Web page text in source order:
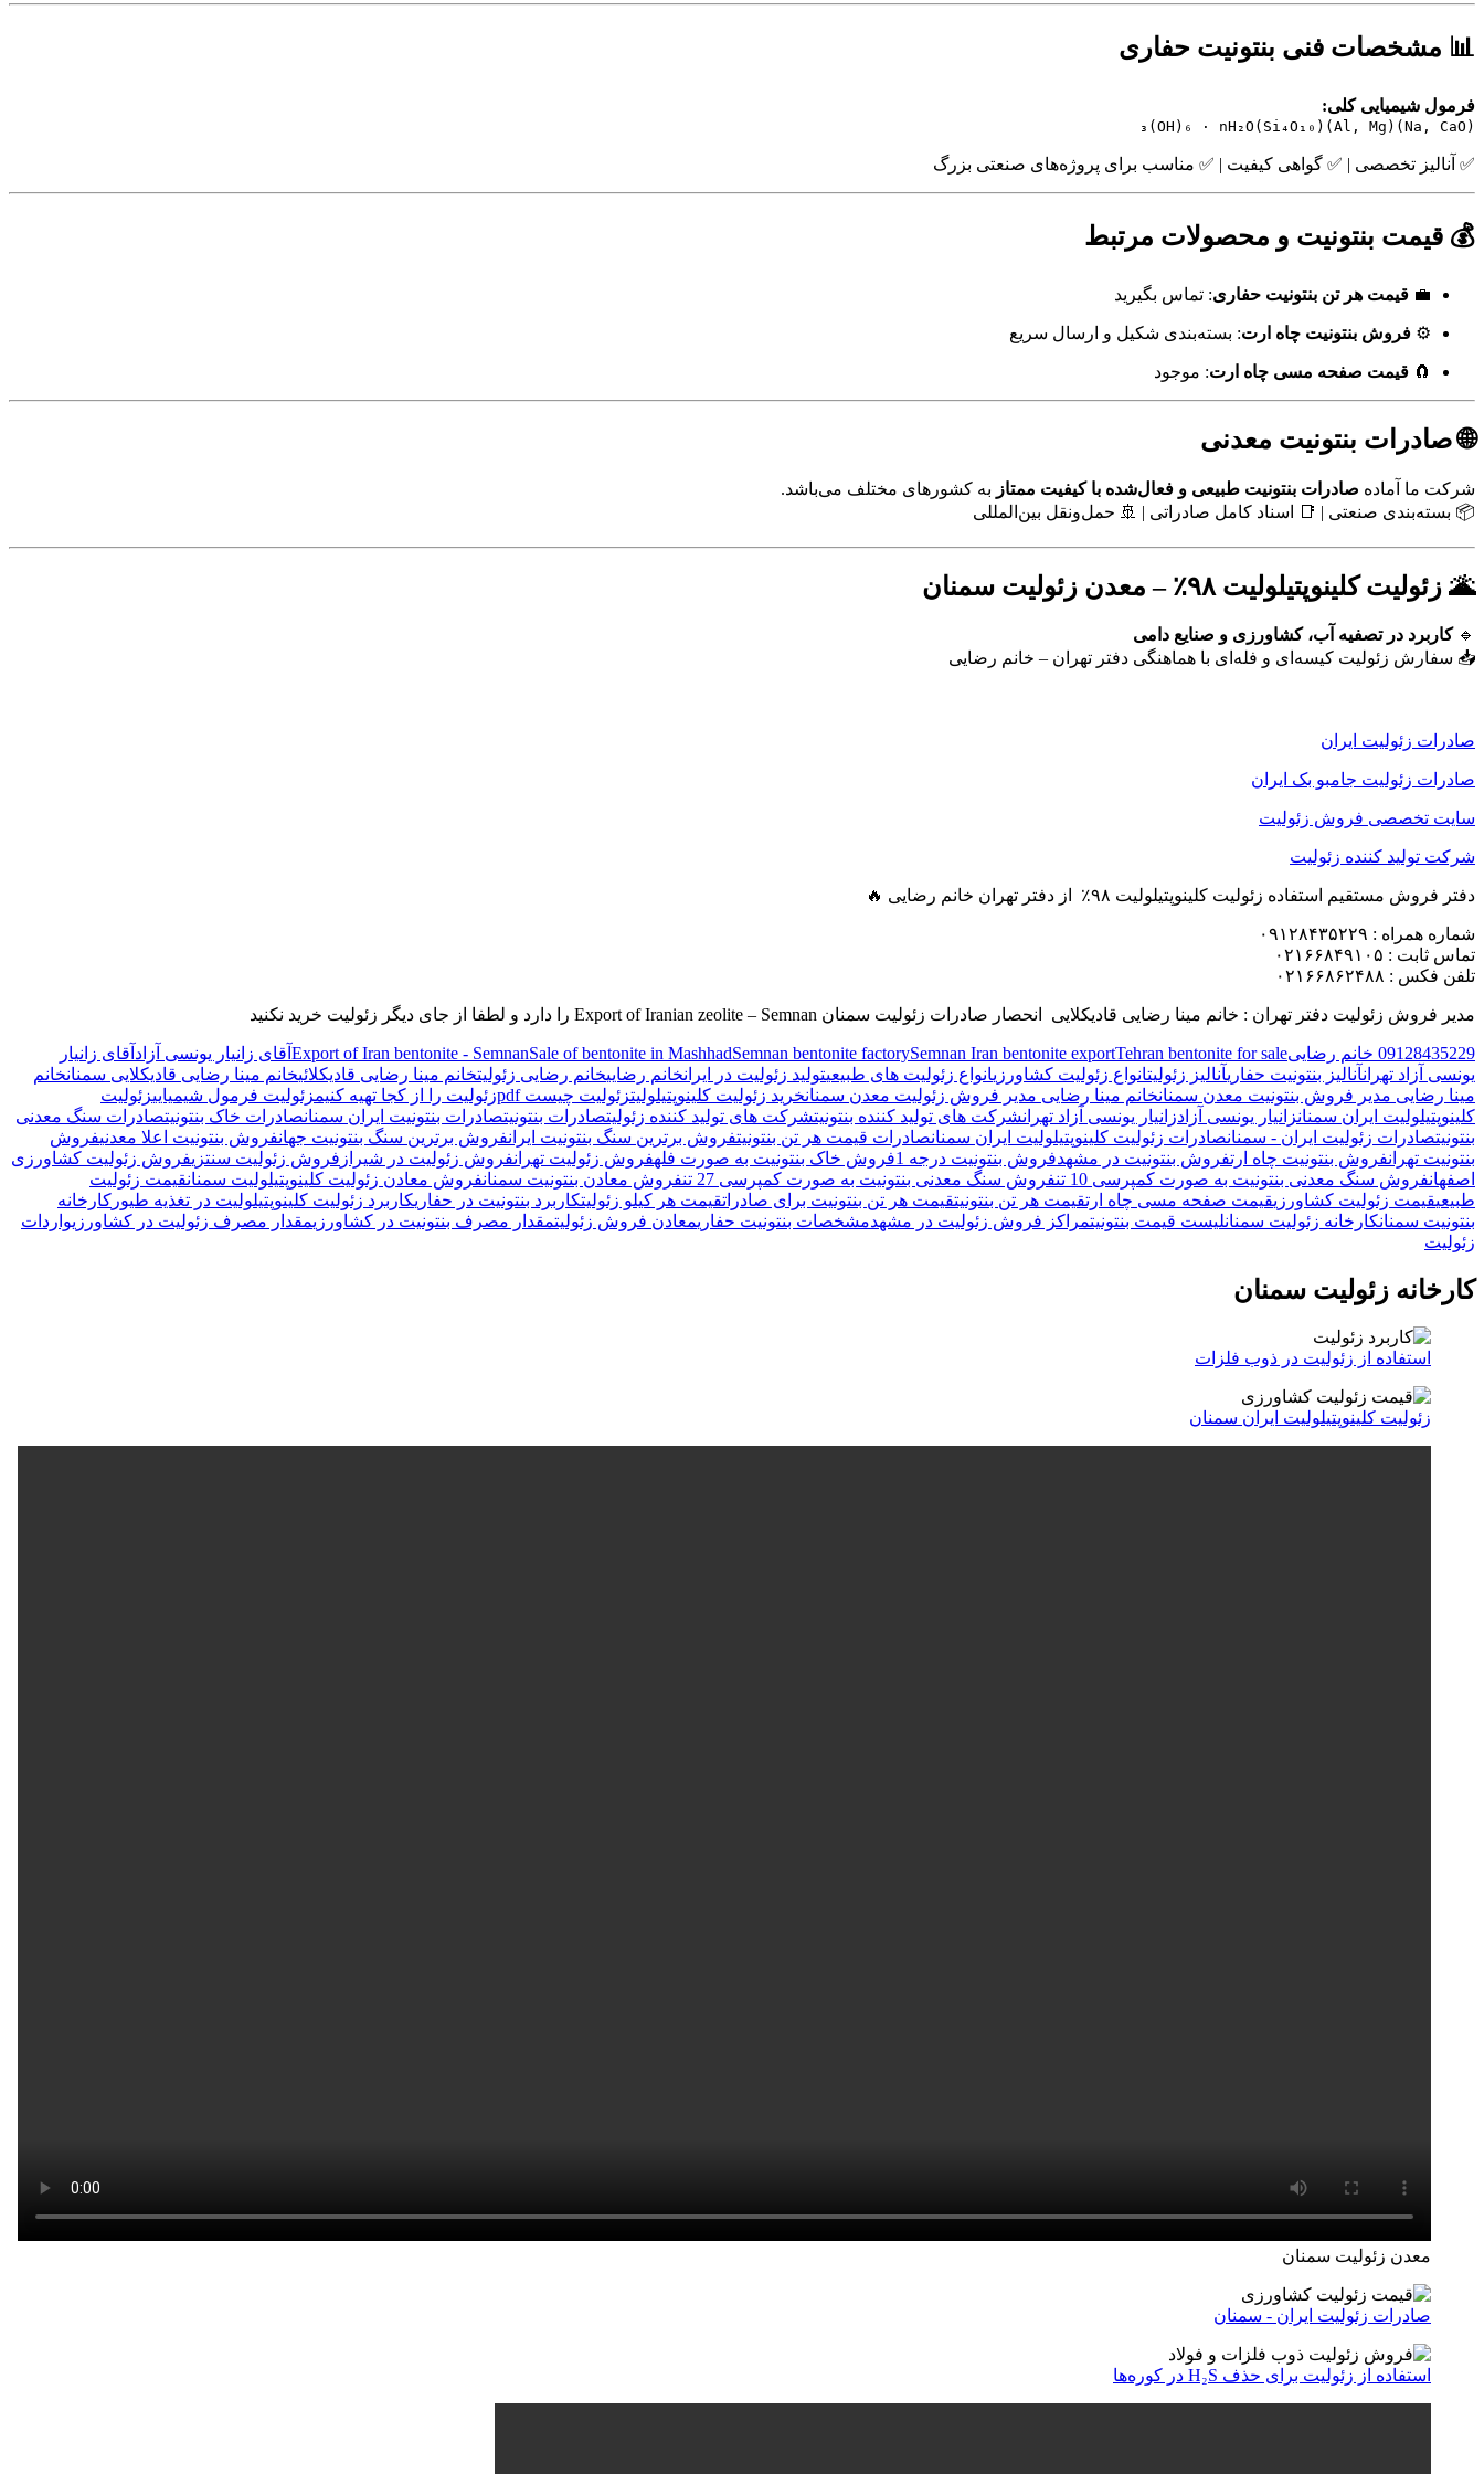
📊 مشخصات فنی بنتونیت حفاری
فرمول شیمیایی کلی:
(Na, CaO)(Al, Mg)(Si₄O₁₀)₃(OH)₆ · nH₂O
✅ آنالیز تخصصی | ✅ گواهی کیفیت | ✅ مناسب برای پروژه‌های صنعتی بزرگ
💰 قیمت بنتونیت و محصولات مرتبط
💼 قیمت هر تن بنتونیت حفاری: تماس بگیرید
⚙️ فروش بنتونیت چاه ارت: بسته‌بندی شکیل و ارسال سریع
🧲 قیمت صفحه مسی چاه ارت: موجود
🌐 صادرات بنتونیت معدنی
شرکت ما آماده صادرات بنتونیت طبیعی و فعال‌شده با کیفیت ممتاز به کشورهای مختلف می‌باشد.
📦 بسته‌بندی صنعتی | 📑 اسناد کامل صادراتی | 🚢 حمل‌ونقل بین‌المللی
🌋 زئولیت کلینوپتیلولیت ۹۸٪ – معدن زئولیت سمنان
🔹کاربرد در تصفیه آب، کشاورزی و صنایع دامی
📥 سفارش زئولیت کیسه‌ای و فله‌ای با هماهنگی دفتر تهران – خانم رضایی
صادرات زئولیت ایران
صادرات زئولیت جامبو بک ایران
سایت تخصصی فروش زئولیت
شرکت تولید کننده زئولیت
دفتر فروش مستقیم استفاده زئولیت کلینوپتیلولیت ۹۸٪ از دفتر تهران خانم رضایی 🔥
شماره همراه : ۰۹۱۲۸۴۳۵۲۲۹
تماس ثابت : ۰۲۱۶۶۸۴۹۱۰۵
تلفن فکس : ۰۲۱۶۶۸۶۲۴۸۸
مدیر فروش زئولیت دفتر تهران : خانم مینا رضایی قادیکلایی انحصار صادرات زئولیت سمنان Export of Iranian zeolite – Semnan را دارد و لطفا از جای دیگر زئولیت خرید نکنید
09128435229 خانم رضایی Export of Iran bentonite - SemnanSale of bentonite in MashhadSemnan bentonite factorySemnan Iran bentonite exportTehran bentonite for sale آقای زانیار یونسی آزاد آقای زانیار
یونسی آزاد تهرانآنالیز بنتونیت حفاریآنالیز زئولیتانواع زئولیت کشاورزیانواع زئولیت های طبیعیتولید زئولیت در ایرانخانم رضاییخانم رضایی زئولیتخانم مینا رضایی قادیکلائیخانم مینا رضایی قادیکلایی سمنانخانم
مینا رضایی مدیر فروش بنتونیت معدن سمنانخانم مینا رضایی مدیر فروش زئولیت معدن سمنانخرید زئولیت کلینوپتیلولیتزئولیت چیست pdf زئولیت را از کجا تهیه کنیمزئولیت فرمول شیمیاییزئولیت
کلینوپتیلولیت ایران سمنانزانیار یونسی آزادزانیار یونسی آزاد تهرانشرکت های تولید کننده بنتونیتشرکت های تولید کننده زئولیتصادرات بنتونیتصادرات بنتونیت ایران سمنانصادرات خاک بنتونیتصادرات سنگ معدنی
بنتونیتصادرات زئولیت ایران - سمنانصادرات زئولیت کلینوپتیلولیت ایران سمنانصادرات قیمت هر تن بنتونیتفروش برترین سنگ بنتونیت ایرانفروش برترین سنگ بنتونیت جهانفروش بنتونیت اعلا معدنیفروش
بنتونیت تهرانفروش بنتونیت چاه ارتفروش بنتونیت در مشهدفروش بنتونیت درجه 1 فروش خاک بنتونیت به صورت فلهفروش زئولیت تهرانفروش زئولیت در شیراز فروش زئولیت سنتزیفروش زئولیت کشاورزی
اصفهانفروش سنگ معدنی بنتونیت به صورت کمپرسی 10 تن فروش سنگ معدنی بنتونیت به صورت کمپرسی 27 تن فروش معادن بنتونیت سمنانفروش معادن زئولیت کلینوپتیلولیت سمنانقیمت زئولیت
طبیعیقیمت زئولیت کشاورزیقیمت صفحه مسی چاه ارتقیمت هر تن بنتونیتقیمت هر تن بنتونیت برای صادراتقیمت هر کیلو زئولیتکاربرد بنتونیت در حفاریکاربرد زئولیت کلینوپتیلولیت در تغذیه طیور کارخانه
بنتونیت سمنانکارخانه زئولیت سمنانلیست قیمت بنتونیتمراکز فروش زئولیت در مشهدمشخصات بنتونیت حفاریمعادن فروش زئولیتمقدار مصرف بنتونیت در کشاورزیمقدار مصرف زئولیت در کشاورزیواردات
زئولیت
کارخانه زئولیت سمنان
استفاده از زئولیت در ذوب فلزات
زئولیت کلینوپتیلولیت ایران سمنان
معدن زئولیت سمنان
صادرات زئولیت ایران - سمنان
استفاده از زئولیت برای حذف H₂S در کوره‌ها